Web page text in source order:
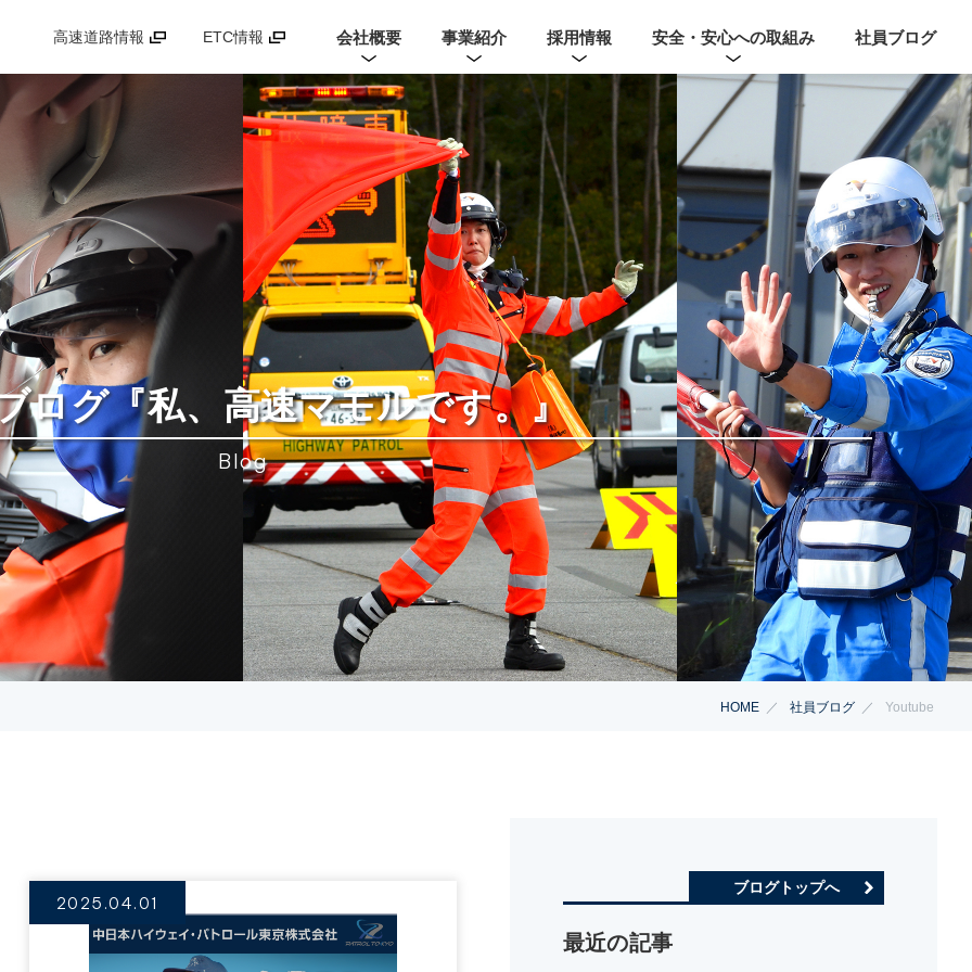
高速道路情報 ETC情報 会社概要 事業紹介 採用情報 安全・安心への取組み 社員ブログ
ログ『私、高速マモルです。』
Blog
HOME 社員ブログ Youtube
2025.04.01
ブログトップへ
最近の記事